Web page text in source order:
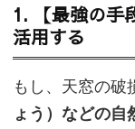
1. 【最強の手
活用する
もし、天窓の破
ょう）などの